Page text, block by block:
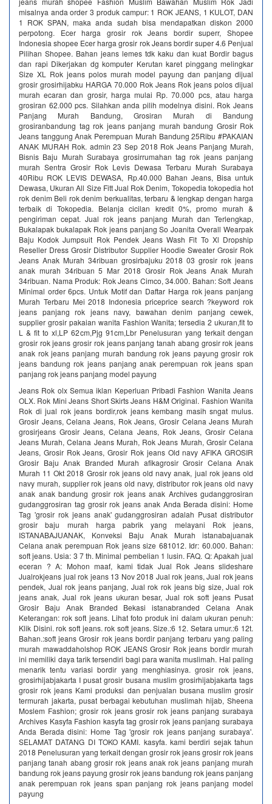
misalnya anda order 3 produk campur: 1 ROK JEANS, 1 KULOT, DAN
1 ROK SPAN, maka anda sudah bisa mendapatkan diskon 2000
perpotong. Ecer harga grosir rok Jeans bordir superr, Shopee
Indonesia shopee Ecer harga grosir rok Jeans bordir super 4.6 Penjual
Pilihan Shopee. Bahan jeans lemes tdk kaku dan kuat Bordir bagus
dan rapi Dikerjakan dg komputer Kerutan karet pinggang melingkar
Size XL Rok jeans polos murah model payung dan panjang dijual
grosir grosirhijabku HARGA 70.000 Rok Jeans Rok jeans polos dijual
murah ecaran dan grosir, harga mulai Rp. 70.000 pcs, atau harga
grosiran 62.000 pcs. Silahkan anda pilih modelnya disini. Rok Jeans
Panjang Murah Bandung, Grosiran Murah di Bandung
grosiranbandung tag rok jeans panjang murah bandung Grosir Rok
Jeans tanggung Anak Perempuan Murah Bandung 25Ribu #PAKAIAN
ANAK MURAH Rok. admin 23 Sep 2018 Rok Jeans Panjang Murah,
Bisnis Baju Murah Surabaya grosirrumahan tag rok jeans panjang
murah Sentra Grosir Rok Levis Dewasa Terbaru Murah Surabaya
40Ribu ROK LEVIS DEWASA, Rp.40.000 Bahan Jeans, Bisa untuk
Dewasa, Ukuran All Size Fitt Jual Rok Denim, Tokopedia tokopedia hot
rok denim Beli rok denim berkualitas, terbaru & lengkap dengan harga
terbaik di Tokopedia. Belanja cicilan kredit 0%, promo murah &
pengiriman cepat. Jual rok jeans panjang Murah dan Terlengkap,
Bukalapak bukalapak Rok jeans panjang So Joanita Overall Wearpak
Baju Kodok Jumpsuit Rok Pendek Jeans Wash Fit To Xl Dropship
Reseller Dress Grosir Distributor Supplier Hoodie Sweater Grosir Rok
Jeans Anak Murah 34ribuan grosirbajuku 2018 03 grosir rok jeans
anak murah 34ribuan 5 Mar 2018 Grosir Rok Jeans Anak Murah
34ribuan. Nama Produk: Rok Jeans Cimco, 34.000. Bahan: Soft Jeans
Minimal order 6pcs. Untuk Motif dan Daftar Harga rok jeans panjang
Murah Terbaru Mei 2018 Indonesia priceprice search ?keyword rok
jeans panjang rok jeans navy, bawahan denim panjang cewek,
supplier grosir pakaian wanita Fashion Wanita; tersedia 2 ukuran,fit to
L & fit to xl,LP 62cm,Pjg 91cm,Lbr Penelusuran yang terkait dengan
grosir rok jeans grosir rok jeans panjang tanah abang grosir rok jeans
anak rok jeans panjang murah bandung rok jeans payung grosir rok
jeans bandung rok jeans panjang anak perempuan rok jeans span
panjang rok jeans panjang model payung
Jeans Rok olx Semua iklan Keperluan Pribadi Fashion Wanita Jeans
OLX. Rok Mini Jeans Short Skirts Jeans H&M Original. Fashion Wanita
Rok di jual rok jeans bordir,rok jeans kembang masih sngat mulus.
Grosir Jeans, Celana Jeans, Rok Jeans, Grosir Celana Jeans Murah
grosirjeans Grosir Jeans, Celana Jeans, Rok Jeans, Grosir Celana
Jeans Murah, Celana Jeans Murah, Rok Jeans Murah, Grosir Celana
Jeans, Grosir Rok Jeans, Grosir Rok jeans Old navy AFIKA GROSIR
Grosir Baju Anak Branded Murah afikagrosir Grosir Celana Anak
Murah 11 Okt 2018 Grosir rok jeans old navy anak, jual rok jeans old
navy murah, supplier rok jeans old navy, distributor rok jeans old navy
anak anak bandung grosir rok jeans anak Archives gudanggrosiran
gudanggrosiran tag grosir rok jeans anak Anda Berada disini: Home
Tag 'grosir rok jeans anak' gudanggrosiran adalah Pusat distributor
grosir baju murah harga pabrik yang melayani Rok jeans,
ISTANABAJUANAK, Konveksi Baju Anak Murah istanabajuanak
Celana anak perempuan Rok jeans size 681012. Idr: 60.000. Bahan:
soft jeans. Usia: 3 7 th. Minimal pembelian 1 lusin. FAQ. Q: Apakah jual
eceran ? A: Mohon maaf, kami tidak Jual Rok Jeans slideshare
Jualrokjeans jual rok jeans 13 Nov 2018 Jual rok jeans, Jual rok jeans
pendek, Jual rok jeans panjang, Jual rok rok jeans big size, Jual rok
jeans anak, Jual rok jeans ukuran besar, Jual rok soft jeans Pusat
Grosir Baju Anak Branded Bekasi istanabranded Celana Anak
Keterangan: rok soft jeans. Lihat foto produk ini dalam ukuran penuh:
Klik Disini. rok soft jeans. rok soft jeans. Size.:6 12. Setara umur.:6 12t.
Bahan.:soft jeans Grosir rok jeans bordir panjang terbaru yang paling
murah mawaddaholshop ROK JEANS Grosir Rok jeans bordir murah
ini memiliki daya tarik tersendiri bagi para wanita muslimah. Hal paling
menarik tentu variasi bordir yang menghiasinya. grosir rok jeans,
grosirhijabjakarta I pusat grosir busana muslim grosirhijabjakarta tags
grosir rok jeans Kami produksi dan penjualan busana muslim grosir
termurah jakarta, pusat berbagai kebutuhan muslimah hijab, Sheena
Moslem Fashion; grosir rok jeans grosir rok jeans panjang surabaya
Archives Kasyfa Fashion kasyfa tag grosir rok jeans panjang surabaya
Anda Berada disini: Home Tag 'grosir rok jeans panjang surabaya'.
SELAMAT DATANG DI TOKO KAMI. kasyfa. kami berdiri sejak tahun
2018 Penelusuran yang terkait dengan grosir rok jeans grosir rok jeans
panjang tanah abang grosir rok jeans anak rok jeans panjang murah
bandung rok jeans payung grosir rok jeans bandung rok jeans panjang
anak perempuan rok jeans span panjang rok jeans panjang model
payung